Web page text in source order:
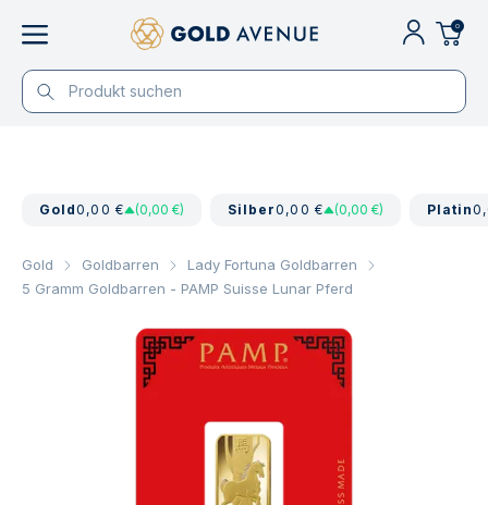
0
Gold0,00 € (0,00 €) Silber0,00 € (0,00 €) Platin
Gold Goldbarren
Lady Fortuna Goldbarren
5 Gramm Goldbarren - PAMP Suisse Lunar Pferd